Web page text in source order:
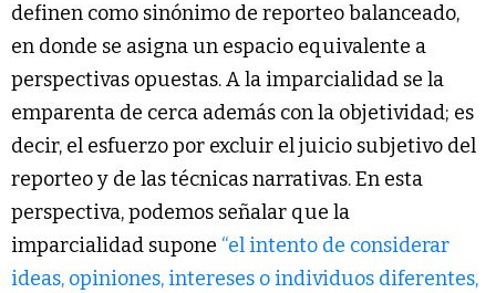
definen como sinónimo de reporteo balanceado,
en donde se asigna un espacio equivalente a
perspectivas opuestas. A la imparcialidad se la
emparenta de cerca además con la objetividad; es
decir, el esfuerzo por excluir el juicio subjetivo del
reporteo y de las técnicas narrativas. En esta
perspectiva, podemos señalar que la
imparcialidad supone “el intento de considerar
ideas, opiniones, intereses o individuos diferentes,